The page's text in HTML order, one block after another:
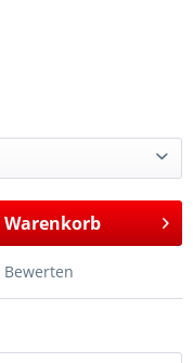
3/4"-Kraft-Knebel / Gelenkgriff / Gelenkhebel 1000mm lang, CrV hochbelastbar bis 2500Nm, schwenkbar 44,40 €*
Warenkorb
Bewerten